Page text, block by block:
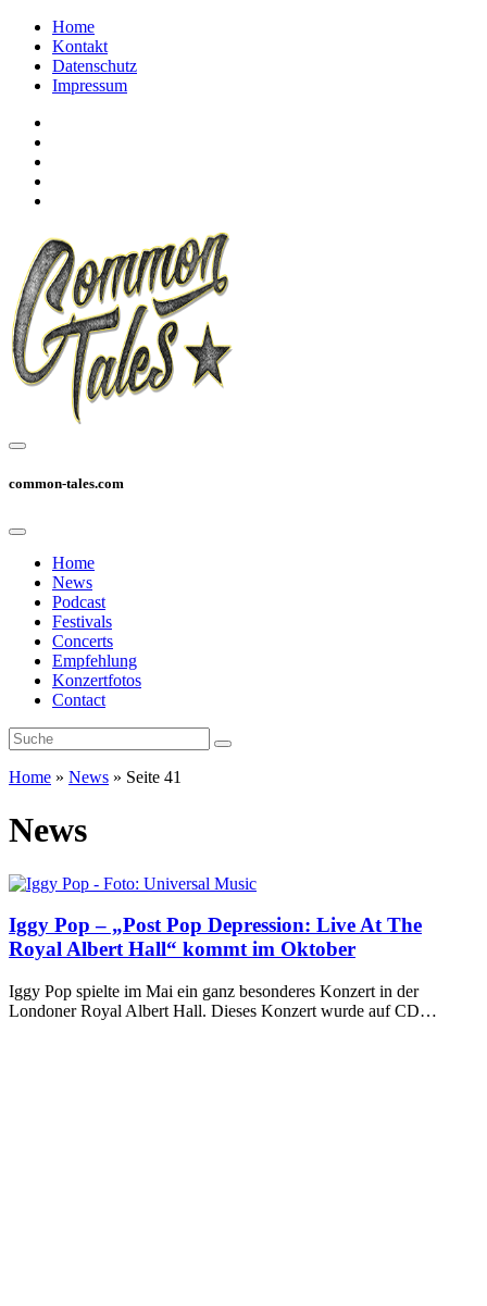
Home
Kontakt
Datenschutz
Impressum
common-tales.com
Home
News
Podcast
Festivals
Concerts
Empfehlung
Konzertfotos
Contact
Home » News » Seite 41
News
Iggy Pop – „Post Pop Depression: Live At The
Royal Albert Hall“ kommt im Oktober
Iggy Pop spielte im Mai ein ganz besonderes Konzert in der
Londoner Royal Albert Hall. Dieses Konzert wurde auf CD…